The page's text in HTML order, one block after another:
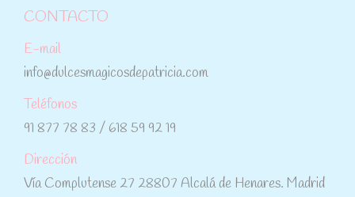
CONTACTO
E-mail
info@dulcesmagicosdepatricia.com
Teléfonos
91 877 78 83 / 618 59 92 19
Dirección
Vía Complutense 27 28807 Alcalá de Henares. Madrid